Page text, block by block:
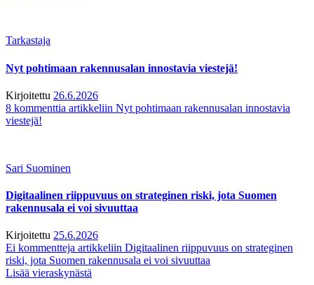
Tarkastaja
Nyt pohtimaan rakennusalan innostavia viestejä!
Kirjoitettu 26.6.2026
8 kommenttia artikkeliin Nyt pohtimaan rakennusalan innostavia
viestejä!
Sari Suominen
Digitaalinen riippuvuus on strateginen riski, jota Suomen
rakennusala ei voi sivuuttaa
Kirjoitettu 25.6.2026
Ei kommentteja artikkeliin Digitaalinen riippuvuus on strateginen
riski, jota Suomen rakennusala ei voi sivuuttaa
Lisää vieraskynästä